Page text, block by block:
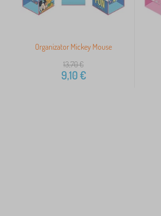
Organizator Mickey Mouse
13,70€
9,10€